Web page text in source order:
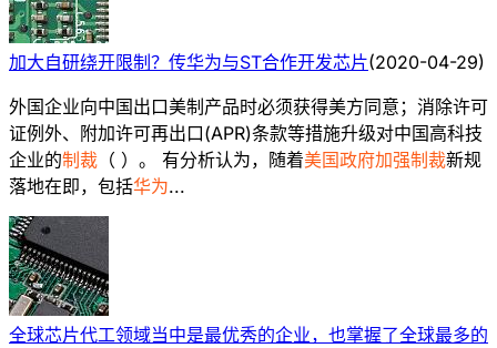
加大自研绕开限制？传华为与ST合作开发芯片(2020-04-29)
外国企业向中国出口美制产品时必须获得美方同意；消除许可
证例外、附加许可再出口(APR)条款等措施升级对中国高科技
企业的制裁 （ ）。 有分析认为，随着美国政府加强制裁新规
落地在即，包括华为...
全球芯片代工领域当中是最优秀的企业，也掌握了全球最多的